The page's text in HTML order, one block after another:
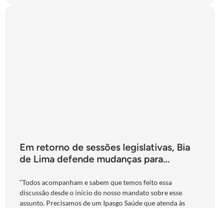
Em retorno de sessões legislativas, Bia
de Lima defende mudanças para
“Todos acompanham e sabem que temos feito essa
discussão desde o início do nosso mandato sobre esse
assunto. Precisamos de um Ipasgo Saúde que atenda às